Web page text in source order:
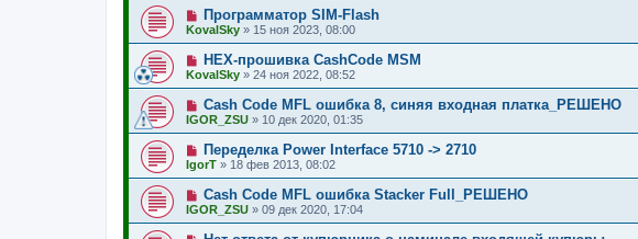
Программатор SIM-Flash
KovalSky » 15 ноя 2023, 08:00
HEX-прошивка CashCode MSM
KovalSky » 24 ноя 2022, 08:52
Cash Code MFL ошибка 8, синяя входная платка_РЕШЕНО
IGOR_ZSU » 10 дек 2020, 01:35
Переделка Power Interface 5710 -> 2710
IgorT » 18 фев 2013, 08:02
Cash Code MFL ошибка Stacker Full_РЕШЕНО
IGOR_ZSU » 09 дек 2020, 17:04